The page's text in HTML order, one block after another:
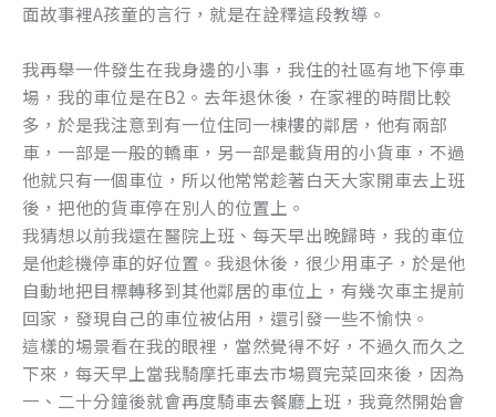
面故事裡A孩童的言行，就是在詮釋這段教導。
我再舉一件發生在我身邊的小事，我住的社區有地下停車
場，我的車位是在B2。去年退休後，在家裡的時間比較
多，於是我注意到有一位住同一棟樓的鄰居，他有兩部
車，一部是一般的轎車，另一部是載貨用的小貨車，不過
他就只有一個車位，所以他常常趁著白天大家開車去上班
後，把他的貨車停在別人的位置上。
我猜想以前我還在醫院上班、每天早出晚歸時，我的車位
是他趁機停車的好位置。我退休後，很少用車子，於是他
自動地把目標轉移到其他鄰居的車位上，有幾次車主提前
回家，發現自己的車位被佔用，還引發一些不愉快。
這樣的場景看在我的眼裡，當然覺得不好，不過久而久之
下來，每天早上當我騎摩托車去市場買完菜回來後，因為
一、二十分鐘後就會再度騎車去餐廳上班，我竟然開始會